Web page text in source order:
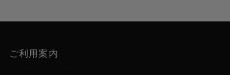
ご利用案内